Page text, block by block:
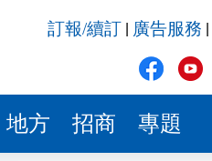
訂報/續訂 廣告服務
地方 招商 專題